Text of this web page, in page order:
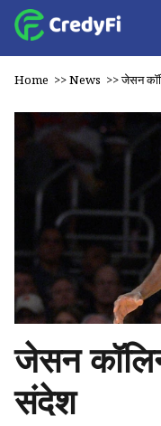
Home >>News >>जेसन
जेसन
संदेश